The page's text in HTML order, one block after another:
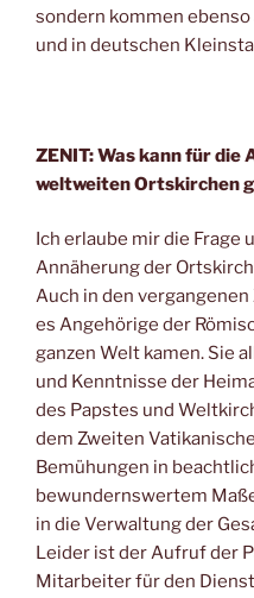
sondern kommen
und in deutschen
ZENIT: Was kann für die
weltweiten Ortskirchen
Ich erlaube mir die Frage
Annäherung der
Auch in den
es Angehörige der
ganzen Welt kamen. Sie
und Kenntnisse der
des Papstes und
dem Zweiten
Bemühungen in
bewundernswertem
in die Verwaltung der
Leider ist der Aufruf der
Mitarbeiter für den